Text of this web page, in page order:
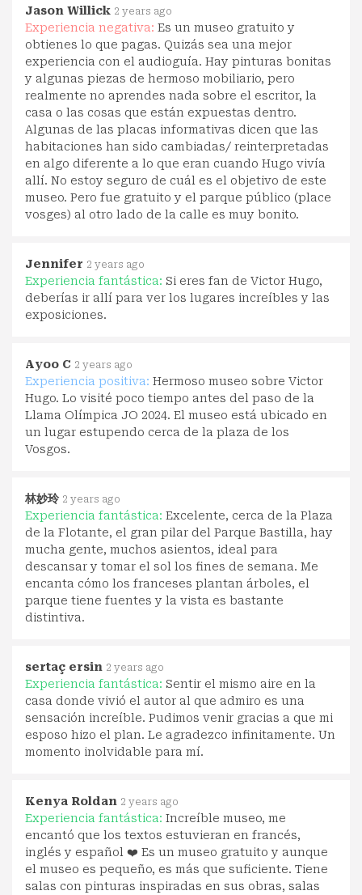
Jason Willick 2 years ago
Experiencia negativa: Es un museo gratuito y
obtienes lo que pagas. Quizás sea una mejor
experiencia con el audioguía. Hay pinturas bonitas
y algunas piezas de hermoso mobiliario, pero
realmente no aprendes nada sobre el escritor, la
casa o las cosas que están expuestas dentro.
Algunas de las placas informativas dicen que las
habitaciones han sido cambiadas/ reinterpretadas
en algo diferente a lo que eran cuando Hugo vivía
allí. No estoy seguro de cuál es el objetivo de este
museo. Pero fue gratuito y el parque público (place
vosges) al otro lado de la calle es muy bonito.
Jennifer 2 years ago
Experiencia fantástica: Si eres fan de Victor Hugo,
deberías ir allí para ver los lugares increíbles y las
exposiciones.
Ayoo C 2 years ago
Experiencia positiva: Hermoso museo sobre Victor
Hugo. Lo visité poco tiempo antes del paso de la
Llama Olímpica JO 2024. El museo está ubicado en
un lugar estupendo cerca de la plaza de los
Vosgos.
林妙玲 2 years ago
Experiencia fantástica: Excelente, cerca de la Plaza
de la Flotante, el gran pilar del Parque Bastilla, hay
mucha gente, muchos asientos, ideal para
descansar y tomar el sol los fines de semana. Me
encanta cómo los franceses plantan árboles, el
parque tiene fuentes y la vista es bastante
distintiva.
sertaç ersin 2 years ago
Experiencia fantástica: Sentir el mismo aire en la
casa donde vivió el autor al que admiro es una
sensación increíble. Pudimos venir gracias a que mi
esposo hizo el plan. Le agradezco infinitamente. Un
momento inolvidable para mí.
Kenya Roldan 2 years ago
Experiencia fantástica: Increíble museo, me
encantó que los textos estuvieran en francés,
inglés y español ❤️ Es un museo gratuito y aunque
el museo es pequeño, es más que suficiente. Tiene
salas con pinturas inspiradas en sus obras, salas